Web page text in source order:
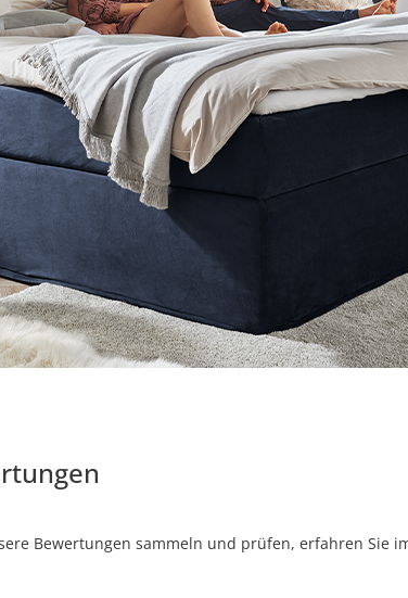
Bewertungen sammeln und prüfen, erfahren Sie